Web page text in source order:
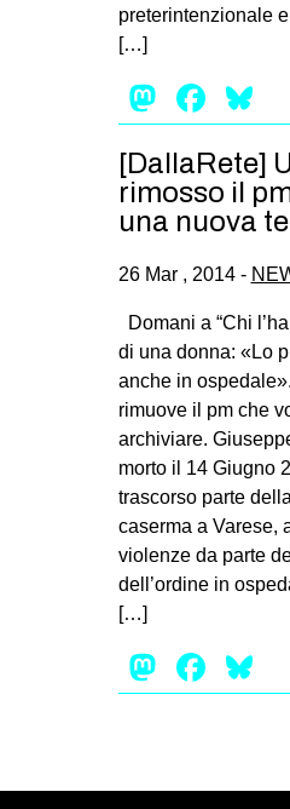
ESTREMO
MEDIO
preterintenzionale
[…]
[DallaRete]
rimosso il
una nuova
26 Mar , 2014 -
Domani a “Chi
di una donna: «Lo
anche in
rimuove il pm che
archiviare.
morto il 14 Giugno
trascorso parte
caserma a Varese,
violenze da parte
dell’ordine in
[…]